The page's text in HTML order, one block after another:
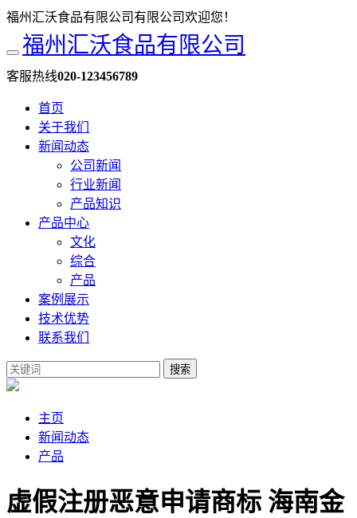
福州汇沃食品有限公司有限公司欢迎您！
福州汇沃食品有限公司
客服热线020-123456789
首页
关于我们
新闻动态
公司新闻
行业新闻
产品知识
产品中心
文化
综合
产品
案例展示
技术优势
联系我们
搜索
主页
新闻动态
产品
虚假注册恶意申请商标 海南金